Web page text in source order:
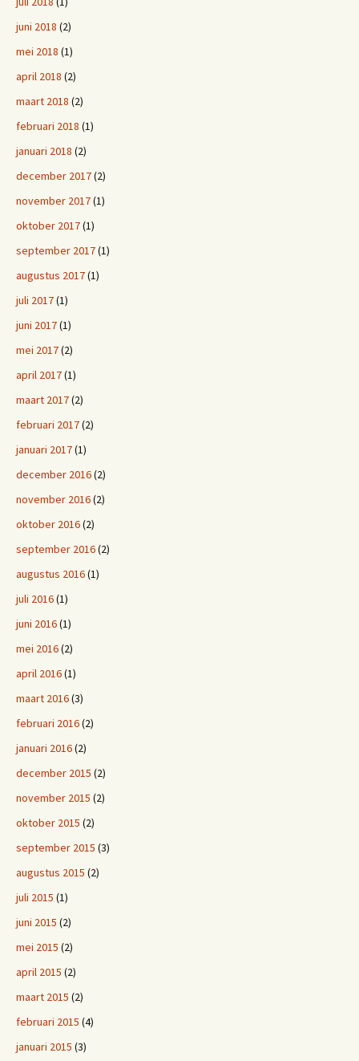
juni 2018 (2)
mei 2018 (1)
april 2018 (2)
maart 2018 (2)
februari 2018 (1)
januari 2018 (2)
december 2017(2)
november 2017(1)
oktober 2017(1)
september 2017(1)
augustus 2017(1)
juli 2017(1)
juni 2017(1)
mei 2017(2)
april 2017(1)
maart 2017(2)
februari 2017(2)
januari 2017(1)
december 2016(2)
november 2016(2)
oktober 2016(2)
september 2016(2)
augustus 2016(1)
juli 2016(1)
juni 2016(1)
mei 2016(2)
april 2016(1)
maart 2016(3)
februari 2016(2)
januari 2016(2)
december 2015 (2)
november 2015 (2)
oktober 2015 (2)
september 2015 (3)
augustus 2015 (2)
juli 2015 (1)
juni 2015 (2)
mei 2015 (2)
april 2015 (2)
maart 2015 (2)
februari 2015 (4)
januari 2015 (3)